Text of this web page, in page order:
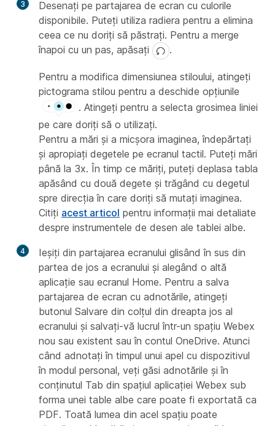
3
Desenați pe partajarea de ecran cu culorile
disponibile. Puteți utiliza radiera pentru a elimina
ceea ce nu doriți să păstrați. Pentru a merge
înapoi cu un pas, apăsați
.
Pentru a modifica dimensiunea stiloului, atingeți
pictograma stilou pentru a deschide opțiunile
. Atingeți pentru a selecta grosimea liniei
pe care doriți să o utilizați.
Pentru a mări și a micșora imaginea, îndepărtați
și apropiați degetele pe ecranul tactil. Puteți mări
până la 3x. În timp ce măriți, puteți deplasa tabla
apăsând cu două degete și trăgând cu degetul
spre direcția în care doriți să mutați imaginea.
Citiți acest articol pentru informații mai detaliate
despre instrumentele de desen ale tablei albe.
4
Ieșiți din partajarea ecranului glisând în sus din
partea de jos a ecranului și alegând o altă
aplicație sau ecranul Home. Pentru a salva
partajarea de ecran cu adnotările, atingeți
butonul Salvare din colțul din dreapta jos al
ecranului și salvați-vă lucrul într-un spațiu Webex
nou sau existent sau în contul OneDrive. Atunci
când adnotați în timpul unui apel cu dispozitivul
în modul personal, veți găsi adnotările și în
conținutul Tab din spațiul aplicației Webex sub
forma unei table albe care poate fi exportată ca
PDF. Toată lumea din acel spațiu poate